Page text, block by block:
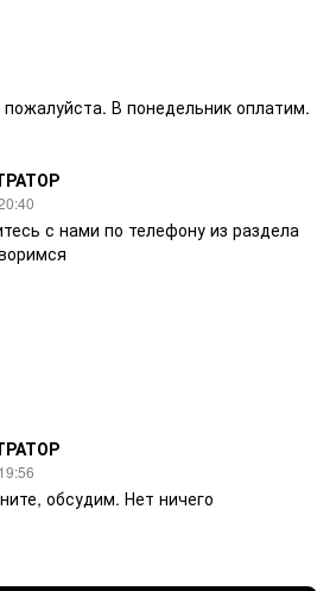
В понедельник оплатим.
с нами по телефону из раздела
обсудим. Нет ничего